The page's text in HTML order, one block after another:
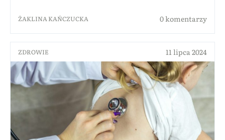
ŻAKLINA KAŃCZUCKA 0 komentarzy
ZDROWIE 11 lipca 2024